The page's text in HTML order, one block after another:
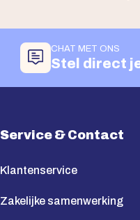
CHAT MET ONS
Stel direct
Service & Contact
Klantenservice
Zakelijke samenwerking